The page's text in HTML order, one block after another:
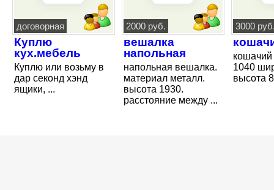
договорная
Куплю
кух.мебель
Куплю или возьму в
дар секонд хэнд
ящики, ...
2000 руб.
вешалка
напольная
напольная вешалка.
материал металл.
высота 1930.
расстояние между ...
3000
1040
высота